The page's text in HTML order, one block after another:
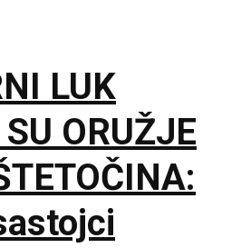
LUK
ORUŽJE